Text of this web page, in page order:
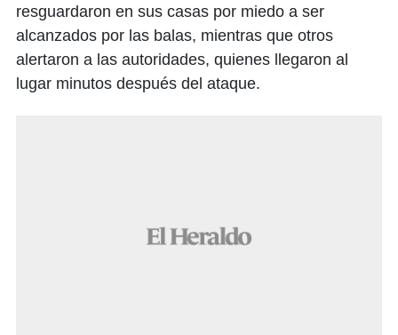
resguardaron en sus casas por miedo a ser
alcanzados por las balas, mientras que otros
alertaron a las autoridades, quienes llegaron al
lugar minutos después del ataque.